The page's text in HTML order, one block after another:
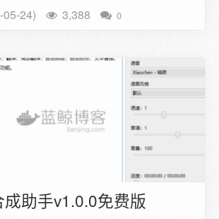
24) 3,388 0
助手v1.0.0免费版